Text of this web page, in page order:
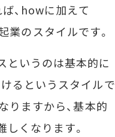
、howに加えて
のスタイルです。
というのは基本的に
るというスタイルで
りますから、基本的
くなります。